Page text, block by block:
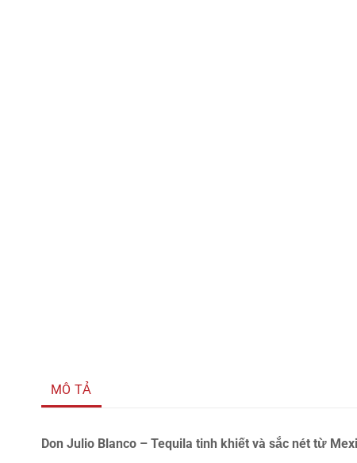
MÔ TẢ
Don Julio Blanco – Tequila tinh khiết và sắc nét từ